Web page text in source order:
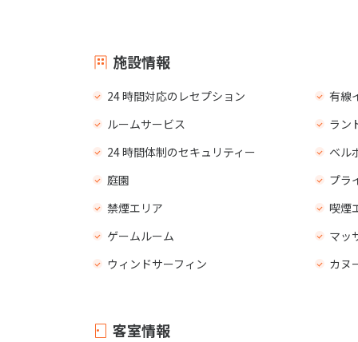
施設情報
24 時間対応のレセプション
有線
ルームサービス
ラン
24 時間体制のセキュリティー
ベル
庭園
プラ
禁煙エリア
喫煙
ゲームルーム
マッ
ウィンドサーフィン
カヌ
客室情報